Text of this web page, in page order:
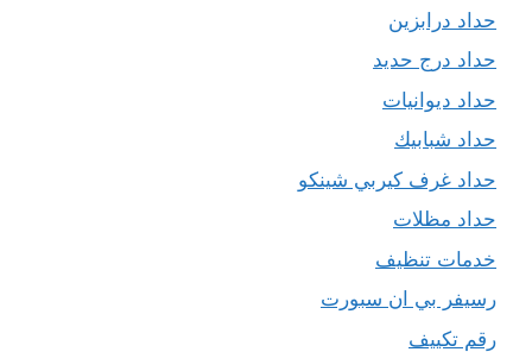
حداد درابزين
حداد درج حديد
حداد ديوانيات
حداد شبابيك
حداد غرف كيربي شينكو
حداد مظلات
خدمات تنظيف
رسيفر بي ان سبورت
رقم تكييف